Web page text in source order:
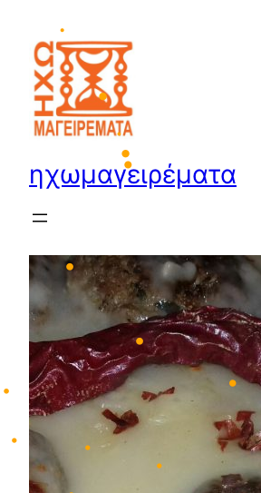
•
•
•
•
περιεχόμενο
ηχωμαγειρέματα